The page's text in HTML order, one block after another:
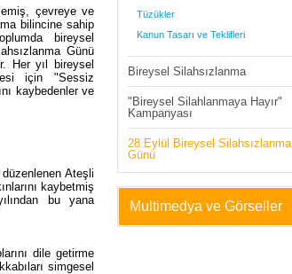
çevreye ve
bilincine sahip
oplumda bireysel
Günü
Her yıl bireysel
için "Sessiz
kaybedenler ve
Ateşli
kaybetmiş
bu yana
dile getirme
simgesel
Tüzükler
Kanun Tasarı ve Teklifleri
Bireysel Silahsızlanma
"Bireysel Silahlanmaya Hayır"
Kampanyası
28 Eylül Bireysel Silahsızlanma
Günü
Multimedya ve Görseller